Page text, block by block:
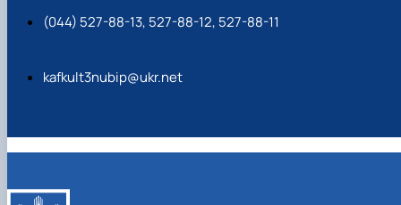
(044) 527-88-13, 527-88-12, 527-88-11
kafkult3nubip@ukr.net